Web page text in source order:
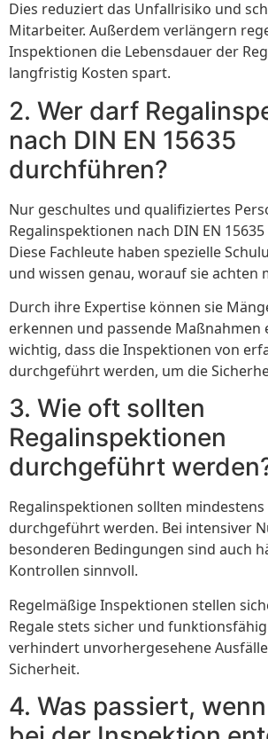
Dies reduziert das Unfallrisiko und
Mitarbeiter. Außerdem verlängern
Inspektionen die Lebensdauer der
langfristig Kosten spart.
2. Wer darf
nach DIN EN 15635
durchführen?
Nur geschultes und qualifiziertes
Regalinspektionen nach DIN EN
Diese Fachleute haben spezielle
und wissen genau, worauf sie achten
Durch ihre Expertise können sie
erkennen und passende Maßnahmen
wichtig, dass die Inspektionen von
durchgeführt werden, um die
3. Wie oft sollten
Regalinspektionen
durchgeführt
Regalinspektionen sollten
durchgeführt werden. Bei intensiver
besonderen Bedingungen sind auch
Kontrollen sinnvoll.
Regelmäßige Inspektionen stellen
Regale stets sicher und
verhindert unvorhergesehene
Sicherheit.
4. Was passiert,